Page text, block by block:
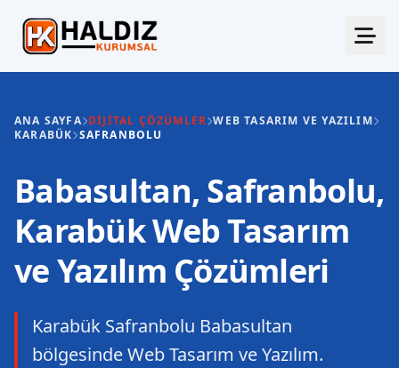
ANA SAYFA DIJITAL ÇÖZÜMLER WEB TASARIM VE YAZILIM
KARABÜK SAFRANBOLU
Babasultan, Safranbolu,
Karabük Web Tasarım
ve Yazılım Çözümleri
Karabük Safranbolu Babasultan
bölgesinde Web Tasarım ve Yazılım.